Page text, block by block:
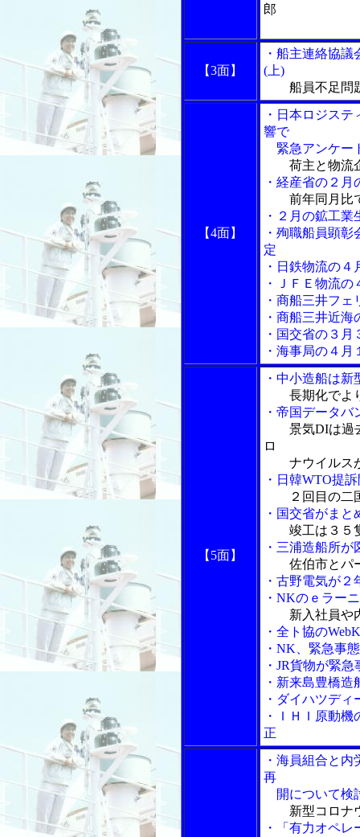
郎
【3面】
・船主連絡協
(上)
船員不足問
【4面】
・日本ロジス
響で
緊急アンケー
荷主と物流
・経産省の２
前年同月比
・２月の鉱工
・殉職船員顕
定
・日鉄物流の
・ＪＦＥ物流
・商船三井フ
・商船三井近
・国交省の３
・海事局の４
【5面】
・中小造船は
長期化でよ
・帝国データ
景気DIは過
ロ
ナウイルス
・日韓WTO提
２回目の二
・国交省がま
竣工は３５
・三浦造船所
佐伯市とパ
・古野電気が
・NKのｅラー
新入社員や
・全ト協の
・NK、緊急事
・JR貨物が緊
・新来島豊橋
・ダイハツデ
・ＩＨＩ原動
正
・海員組合と
再
開について検
新型コロナ
・「有力オペ